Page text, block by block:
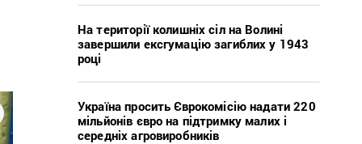
На території колишніх сіл на Волині
завершили ексгумацію загиблих у 1943
році
Україна просить Єврокомісію надати 220
мільйонів євро на підтримку малих і
середніх агровиробників